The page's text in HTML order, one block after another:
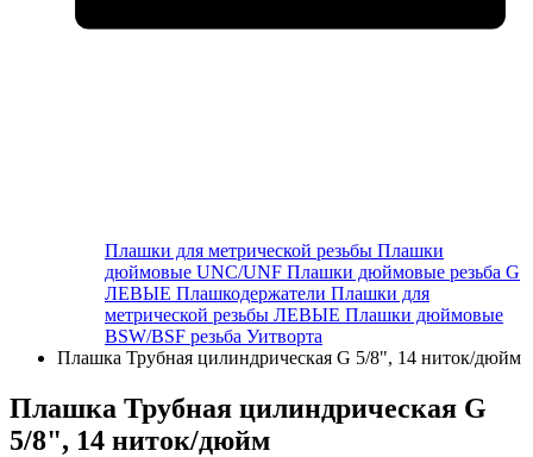
Плашки для метрической резьбы Плашки
дюймовые UNC/UNF Плашки дюймовые резьба G
ЛЕВЫЕ Плашкодержатели Плашки для
метрической резьбы ЛЕВЫЕ Плашки дюймовые
BSW/BSF резьба Уитворта
Плашка Трубная цилиндрическая G 5/8", 14 ниток/дюйм
Плашка Трубная цилиндрическая G
5/8", 14 ниток/дюйм